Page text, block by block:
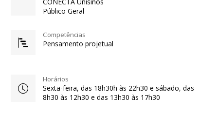
Público Geral
Competências
Pensamento projetual
Horários
Sexta-feira, das 18h30h às 22h30 e sábado, das
8h30 às 12h30 e das 13h30 às 17h30